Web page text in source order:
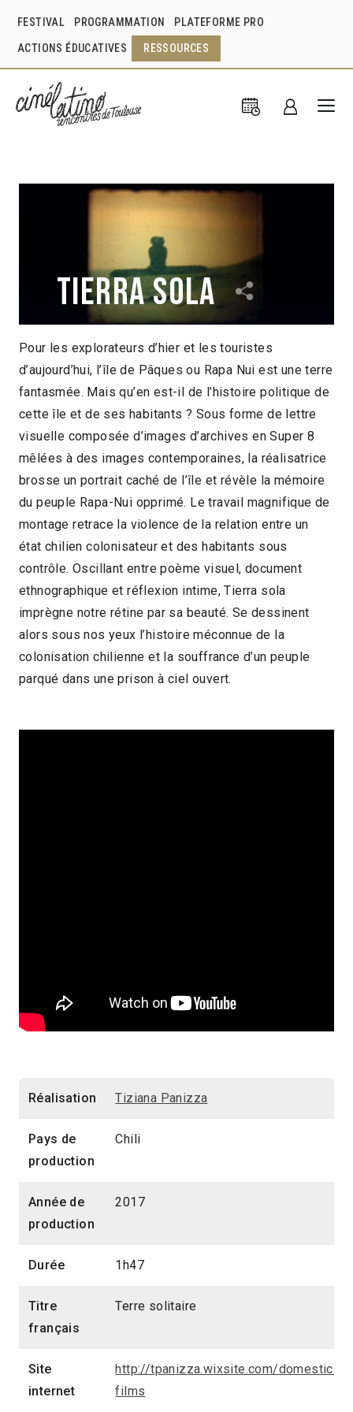
FESTIVAL PROGRAMMATION PLATEFORME PRO
ACTIONS ÉDUCATIVES RESSOURCES
Tierra sola
Tiziana Panizza Chili 2017
1h47
2018 > Compétition Documentaire
Pour les explorateurs d’hier et les touristes
d’aujourd’hui, l’île de Pâques ou Rapa Nui est une terre
fantasmée. Mais qu’en est-il de l’histoire politique de
cette île et de ses habitants ? Sous forme de lettre
visuelle composée d’images d’archives en Super 8
mêlées à des images contemporaines, la réalisatrice
brosse un portrait caché de l’île et révèle la mémoire
du peuple Rapa-Nui opprimé. Le travail magnifique de
montage retrace la violence de la relation entre un
état chilien colonisateur et des habitants sous
contrôle. Oscillant entre poème visuel, document
ethnographique et réflexion intime, Tierra sola
imprègne notre rétine par sa beauté. Se dessinent
alors sous nos yeux l’histoire méconnue de la
colonisation chilienne et la souffrance d’un peuple
parqué dans une prison à ciel ouvert.
Réalisation Tiziana Panizza
Pays de
production
Chili
Année de
production
2017
Durée 1h47
Titre
français
Terre solitaire
Site
internet
http://tpanizza.wixsite.com/domestic-
films